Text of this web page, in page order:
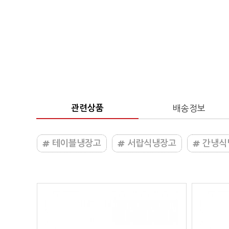
관련상품 배송정보
테이블냉장고 서랍식냉장고 간냉식